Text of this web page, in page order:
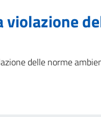
violazione
delle norme